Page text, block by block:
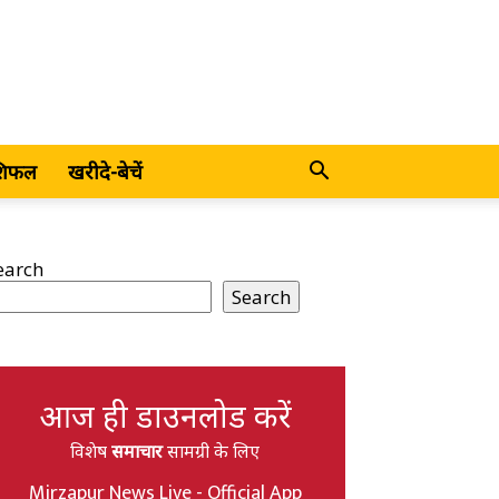
खरीदे-बेचें
Search
आज ही डाउनलोड करें
विशेषसमाचारसामग्री के लिए